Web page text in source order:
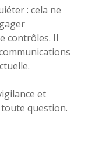
: cela ne
contrôles. Il
et
question.